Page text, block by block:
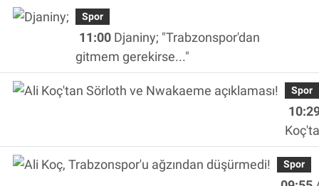
Spor
11:00Djaniny; "Trabzonspor'dan
gitmem gerekirse..."
Spor
Spor